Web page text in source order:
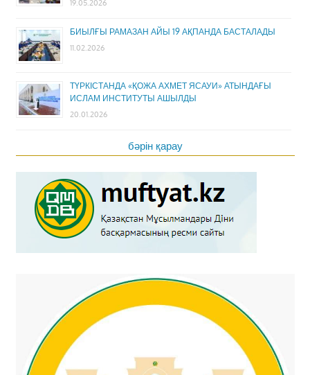
19.05.2026
БИЫЛҒЫ РАМАЗАН АЙЫ 19 АҚПАНДА БАСТАЛАДЫ
11.02.2026
ТҮРКІСТАНДА «ҚОЖА АХМЕТ ЯСАУИ» АТЫНДАҒЫ
ИСЛАМ ИНСТИТУТЫ АШЫЛДЫ
20.01.2026
бәрін қарау